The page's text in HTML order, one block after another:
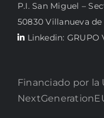
P.I. San Miguel –
50830 Villanueva
Linkedin: GRUPO
Financiado por la